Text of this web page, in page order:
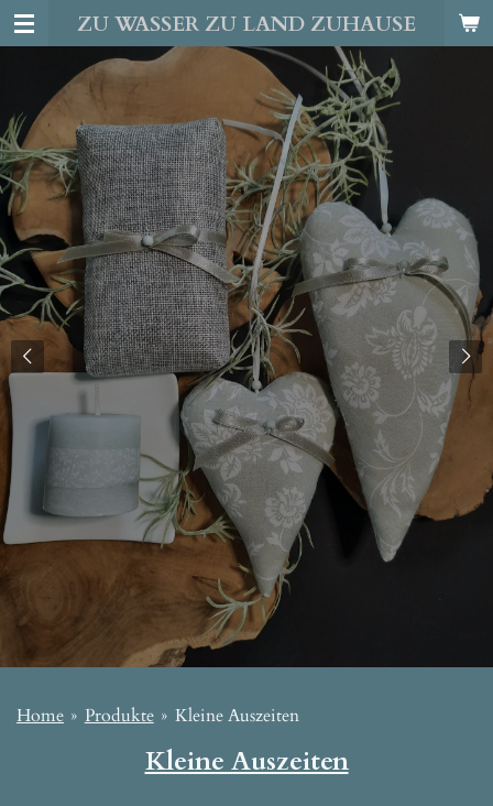
Zum
Hauptinhalt
springen
ZU WASSER ZU LAND ZUHAUSE
Home » Produkte » Kleine Auszeiten
Kleine Auszeiten